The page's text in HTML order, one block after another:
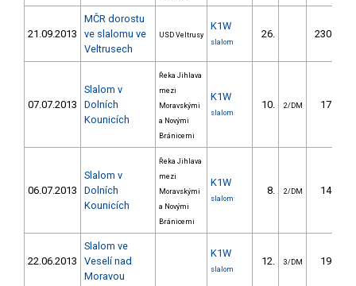
21.09.2013
MČR dorostu
ve slalomu ve
Veltrusech
USD Veltrusy
K1W
slalom
26. 230.59
07.07.2013
Slalom v
Dolních
Kounicích
Řeka Jihlava
mezi
Moravskými
a Novými
Bránicemi
K1W
slalom
10. 2/DM 17.80
06.07.2013
Slalom v
Dolních
Kounicích
Řeka Jihlava
mezi
Moravskými
a Novými
Bránicemi
K1W
slalom
8. 2/DM 14.90
22.06.2013
Slalom ve
Veselí nad
Moravou
K1W
slalom
12. 3/DM 19.80